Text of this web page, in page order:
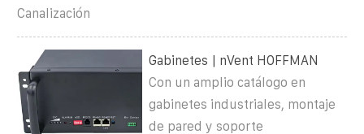
Canalización
Gabinetes | nVent HOFFMAN
Con un amplio catálogo en
gabinetes industriales, montaje
de pared y soporte